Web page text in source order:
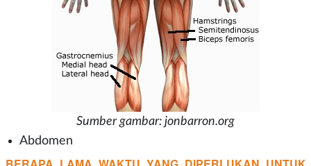
Sumber gambar: jonbarron.org
Abdomen